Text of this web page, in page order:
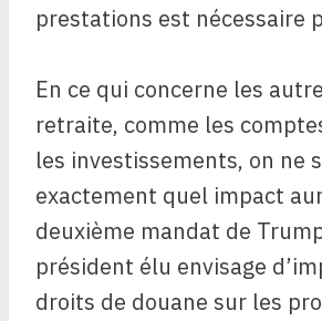
prestations est nécessaire
En ce qui concerne les
retraite, comme les
les investissements, on ne
exactement quel impact
deuxième mandat de
président élu envisage
droits de douane sur les